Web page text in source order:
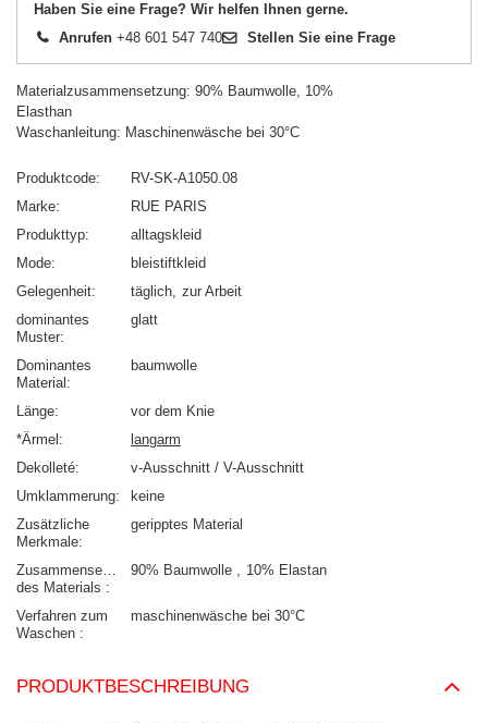
Haben Sie eine Frage? Wir helfen Ihnen gerne.
Anrufen +48 601 547 740 Stellen Sie eine Frage
Materialzusammensetzung: 90% Baumwolle, 10%
Elasthan
Waschanleitung: Maschinenwäsche bei 30°C
Produktcode
RV-SK-A1050.08
Marke
RUE PARIS
Produkttyp
alltagskleid
Mode
bleistiftkleid
Gelegenheit
täglich zur Arbeit
dominantes
Muster
glatt
Dominantes
Material
baumwolle
Länge
vor dem Knie
*Ärmel
langarm
Dekolleté
v-Ausschnitt / V-Ausschnitt
Umklammerung
keine
Zusätzliche
Merkmale
geripptes Material
Zusammensetzung
des Materials
90% Baumwolle 10% Elastan
Verfahren zum
Waschen
maschinenwäsche bei 30°C
PRODUKTBESCHREIBUNG